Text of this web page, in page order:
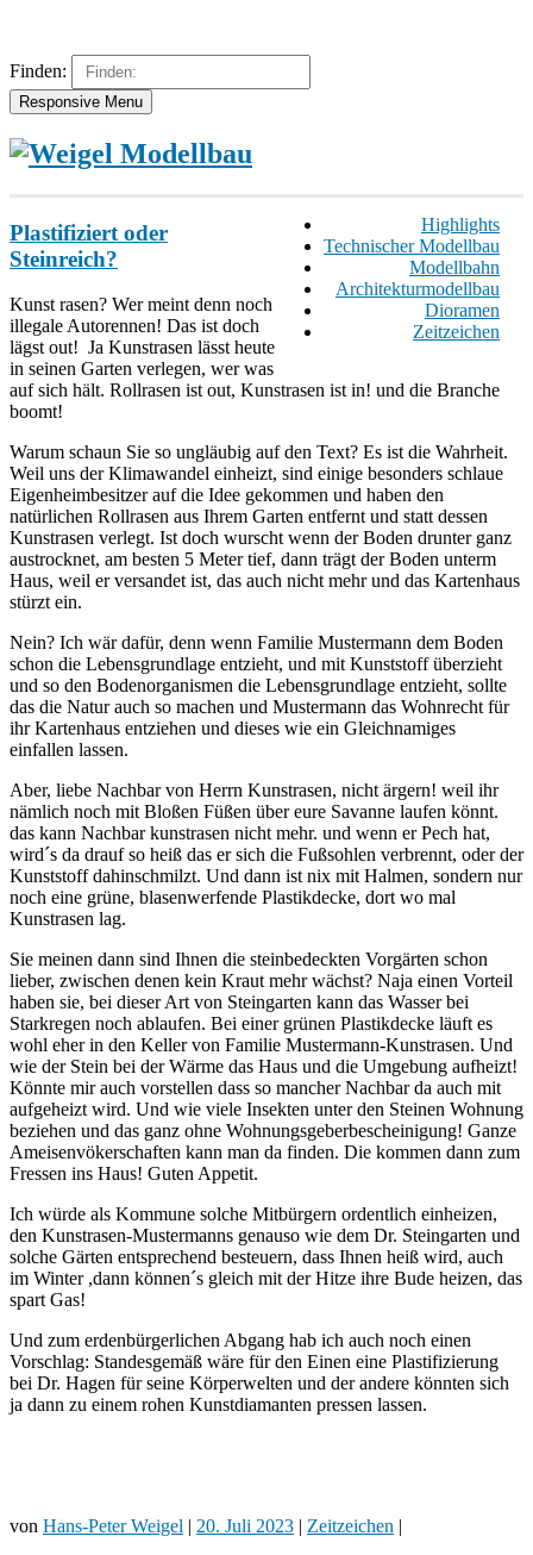
Finden:
Responsive Menu
Highlights
Technischer Modellbau
Modellbahn
Architekturmodellbau
Dioramen
Zeitzeichen
Plastifiziert oder
Steinreich?
Kunst rasen? Wer meint denn noch
illegale Autorennen! Das ist doch
lägst out! Ja Kunstrasen lässt heute
in seinen Garten verlegen, wer was
auf sich hält. Rollrasen ist out, Kunstrasen ist in! und die Branche
boomt!
Warum schaun Sie so ungläubig auf den Text? Es ist die Wahrheit.
Weil uns der Klimawandel einheizt, sind einige besonders schlaue
Eigenheimbesitzer auf die Idee gekommen und haben den
natürlichen Rollrasen aus Ihrem Garten entfernt und statt dessen
Kunstrasen verlegt. Ist doch wurscht wenn der Boden drunter ganz
austrocknet, am besten 5 Meter tief, dann trägt der Boden unterm
Haus, weil er versandet ist, das auch nicht mehr und das Kartenhaus
stürzt ein.
Nein? Ich wär dafür, denn wenn Familie Mustermann dem Boden
schon die Lebensgrundlage entzieht, und mit Kunststoff überzieht
und so den Bodenorganismen die Lebensgrundlage entzieht, sollte
das die Natur auch so machen und Mustermann das Wohnrecht für
ihr Kartenhaus entziehen und dieses wie ein Gleichnamiges
einfallen lassen.
Aber, liebe Nachbar von Herrn Kunstrasen, nicht ärgern! weil ihr
nämlich noch mit Bloßen Füßen über eure Savanne laufen könnt.
das kann Nachbar kunstrasen nicht mehr. und wenn er Pech hat,
wird´s da drauf so heiß das er sich die Fußsohlen verbrennt, oder der
Kunststoff dahinschmilzt. Und dann ist nix mit Halmen, sondern nur
noch eine grüne, blasenwerfende Plastikdecke, dort wo mal
Kunstrasen lag.
Sie meinen dann sind Ihnen die steinbedeckten Vorgärten schon
lieber, zwischen denen kein Kraut mehr wächst? Naja einen Vorteil
haben sie, bei dieser Art von Steingarten kann das Wasser bei
Starkregen noch ablaufen. Bei einer grünen Plastikdecke läuft es
wohl eher in den Keller von Familie Mustermann-Kunstrasen. Und
wie der Stein bei der Wärme das Haus und die Umgebung aufheizt!
Könnte mir auch vorstellen dass so mancher Nachbar da auch mit
aufgeheizt wird. Und wie viele Insekten unter den Steinen Wohnung
beziehen und das ganz ohne Wohnungsgeberbescheinigung! Ganze
Ameisenvökerschaften kann man da finden. Die kommen dann zum
Fressen ins Haus! Guten Appetit.
Ich würde als Kommune solche Mitbürgern ordentlich einheizen,
den Kunstrasen-Mustermanns genauso wie dem Dr. Steingarten und
solche Gärten entsprechend besteuern, dass Ihnen heiß wird, auch
im Winter ,dann können´s gleich mit der Hitze ihre Bude heizen, das
spart Gas!
Und zum erdenbürgerlichen Abgang hab ich auch noch einen
Vorschlag: Standesgemäß wäre für den Einen eine Plastifizierung
bei Dr. Hagen für seine Körperwelten und der andere könnten sich
ja dann zu einem rohen Kunstdiamanten pressen lassen.
von Hans-Peter Weigel | 20. Juli 2023 | Zeitzeichen |